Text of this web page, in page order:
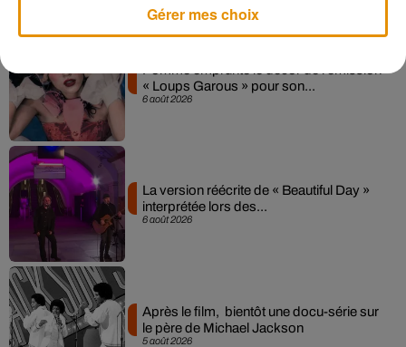
6 août 2026
« Loups Garous » pour son...
6 août 2026
La version réécrite de « Beautiful Day »
interprétée lors des...
5 août 2026
Après le film, bientôt une docu-série sur
le père de Michael Jackson
Gérer mes choix